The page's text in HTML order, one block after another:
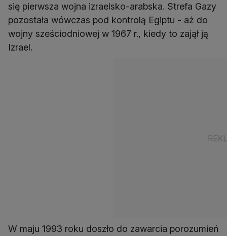
się pierwsza wojna izraelsko-arabska. Strefa Gazy
pozostała wówczas pod kontrolą Egiptu - aż do
wojny sześciodniowej w 1967 r., kiedy to zajął ją
Izrael.
W maju 1993 roku doszło do zawarcia porozumień